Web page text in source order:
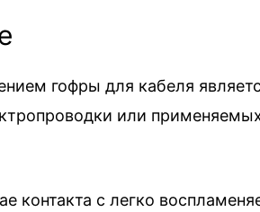
гофры для кабеля
или
контакта с легко